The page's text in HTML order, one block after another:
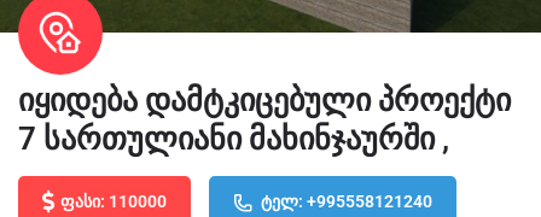
იყიდება დამტკიცებული პროექტი
7 სართულიანი მახინჯაურში ,
ფასი: 110000 ტელ: +995558121240